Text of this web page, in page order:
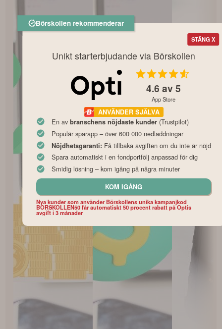
STÄNG X
Börskollen rekommenderar
Unikt starterbjudande via Börskollen
4.6 av 5
App Store
ANVÄNDER SJÄLVA
En avbranschens nöjdaste kunder (Trustpilot)
Populär sparapp – över 600 000 nedladdningar
Nöjdhetsgaranti: Få tillbaka avgiften om du inte är nöjd
Spara automatiskt i en fondportfölj anpassad för dig
Smidig lösning – kom igång på några minuter
KOM IGÅNG
Nya kunder som använder Börskollens unika kampanjkod
BORSKOLLEN50 får automatiskt 50 procent rabatt på Optis
avgift i 3 månader